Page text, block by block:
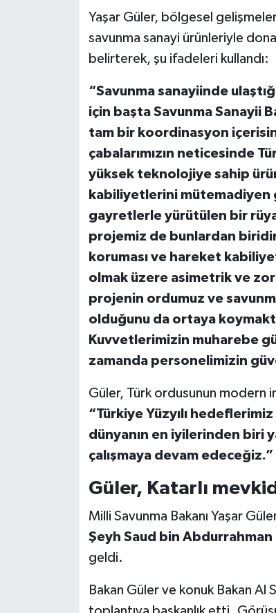
Yaşar Güler, bölgesel
savunma sanayi ürünleriyle
belirterek, şu ifadeleri kullandı:
“Savunma sanayiinde
için başta Savunma Sanayii
tam bir koordinasyon
çabalarımızın neticesinde
yüksek teknolojiye sahip
kabiliyetlerini mütemadiyen
gayretlerle yürütülen bir
projemiz de bunlardan
koruması ve hareket
olmak üzere asimetrik ve
projenin ordumuz ve
olduğunu da ortaya
Kuvvetlerimizin muharebe
zamanda personelimizin
Güler, Türk ordusunun modern
“Türkiye Yüzyılı
dünyanın en iyilerinden biri
çalışmaya devam edeceğiz.”
Güler, Katarlı
Milli Savunma Bakanı Yaşar
Şeyh Saud bin Abdurrahman
geldi.
Bakan Güler ve konuk Bakan Al